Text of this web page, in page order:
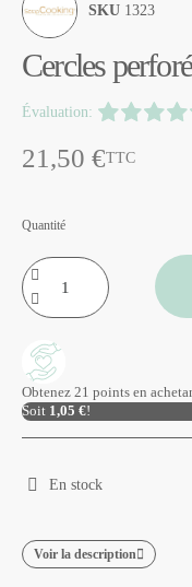
SKU 1323
Cercles
Évaluation:
21,50 €TTC
Quantité
Obtenez 21 points en
Soit 1,05 €!
En stock
Voir la description